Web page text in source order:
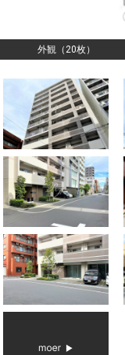
外観（20枚）